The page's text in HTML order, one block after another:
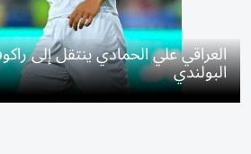
العراقي علي الحمادي ينتقل إلى
البولندي